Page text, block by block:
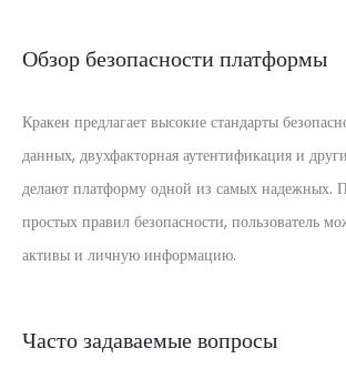
Обзор безопасности платформы
Кракен предлагает высокие стандарты
данных, двухфакторная аутентификация и
делают платформу одной из самых надежных.
простых правил безопасности, пользователь
активы и личную информацию.
Часто задаваемые вопросы